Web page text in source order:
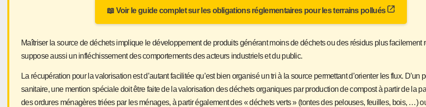
📖 Voir le guide complet sur les obligations réglementaires pour les terrains pollués
Maîtriser la source de déchets implique le développement de produits générant moins de déchets ou des résidus plus facilement
suppose aussi un infléchissement des comportements des acteurs industriels et du public.
La récupération pour la valorisation est d’autant facilitée qu’est bien organisé un tri à la source permettant d’orienter les flux. D’un
sanitaire, une mention spéciale doit être faite de la valorisation des déchets organiques par production de compost à partir de la
des ordures ménagères triées par les ménages, à partir également des « déchets verts » (tontes des pelouses, feuilles, bois, …)